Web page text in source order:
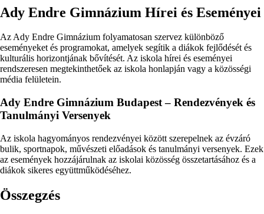
Ady Endre Gimnázium Hírei és Eseményei
Az Ady Endre Gimnázium folyamatosan szervez különböző
eseményeket és programokat, amelyek segítik a diákok fejlődését és
kulturális horizontjának bővítését. Az iskola hírei és eseményei
rendszeresen megtekinthetőek az iskola honlapján vagy a közösségi
média felületein.
Ady Endre Gimnázium Budapest – Rendezvények és
Tanulmányi Versenyek
Az iskola hagyományos rendezvényei között szerepelnek az évzáró
bulik, sportnapok, művészeti előadások és tanulmányi versenyek. Ezek
az események hozzájárulnak az iskolai közösség összetartásához és a
diákok sikeres együttműködéséhez.
Összegzés